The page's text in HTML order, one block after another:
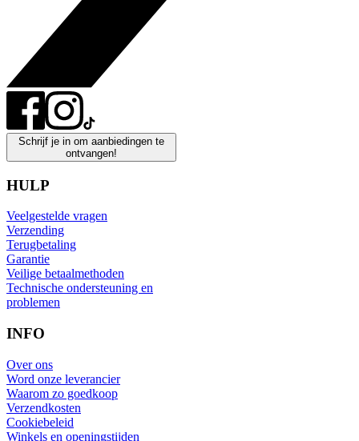
Schrijf je in om aanbiedingen te
ontvangen!
HULP
Veelgestelde vragen
Verzending
Terugbetaling
Garantie
Veilige betaalmethoden
Technische ondersteuning en
problemen
INFO
Over ons
Word onze leverancier
Waarom zo goedkoop
Verzendkosten
Cookiebeleid
Winkels en openingstijden